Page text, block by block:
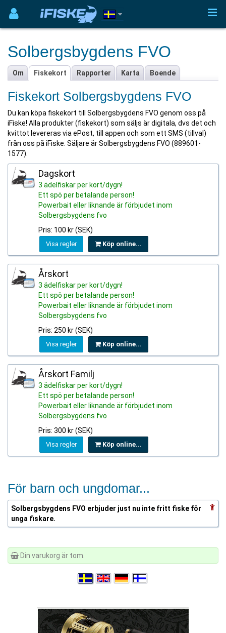
Solbergsbygdens FVO
Om Fiskekort Rapporter Karta Boende
Fiskekort Solbergsbygdens FVO
Du kan köpa fiskekort till Solbergsbygdens FVO genom oss på
iFiske! Alla produkter (fiskekort) som säljs är digitala, dvs det och
kvittot levereras via ePost, till appen och som ett SMS (tillval)
från oss på iFiske. Säljare är Solbergsbygdens FVO (889601-
1577).
Dagskort
3 ädelfiskar per kort/dygn!
Ett spö per betalande person!
Powerbait eller liknande är förbjudet inom
Solbergsbygdens fvo
Pris: 100 kr (SEK)
Visa regler Köp online...
Årskort
3 ädelfiskar per kort/dygn!
Ett spö per betalande person!
Powerbait eller liknande är förbjudet inom
Solbergsbygdens fvo
Pris: 250 kr (SEK)
Visa regler Köp online...
Årskort Familj
3 ädelfiskar per kort/dygn!
Ett spö per betalande person!
Powerbait eller liknande är förbjudet inom
Solbergsbygdens fvo
Pris: 300 kr (SEK)
Visa regler Köp online...
För barn och ungdomar...
Solbergsbygdens FVO erbjuder just nu inte fritt fiske för
unga fiskare.
Din varukorg är tom.